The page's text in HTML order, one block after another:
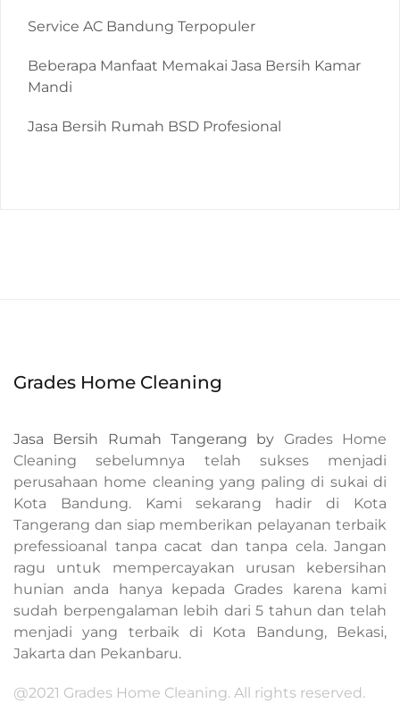
Service AC Bandung Terpopuler
Beberapa Manfaat Memakai Jasa Bersih Kamar
Mandi
Jasa Bersih Rumah BSD Profesional
Grades Home Cleaning
Jasa Bersih Rumah Tangerang by Grades Home
Cleaning sebelumnya telah sukses menjadi
perusahaan home cleaning yang paling di sukai di
Kota Bandung. Kami sekarang hadir di Kota
Tangerang dan siap memberikan pelayanan terbaik
prefessioanal tanpa cacat dan tanpa cela. Jangan
ragu untuk mempercayakan urusan kebersihan
hunian anda hanya kepada Grades karena kami
sudah berpengalaman lebih dari 5 tahun dan telah
menjadi yang terbaik di Kota Bandung, Bekasi,
Jakarta dan Pekanbaru.
@2021 Grades Home Cleaning. All rights reserved.